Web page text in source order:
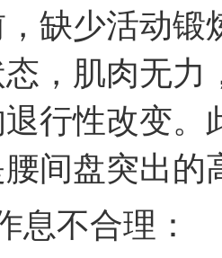
缺少活动锻
，肌肉无力
行性改变
腰间盘突出的
不合理：